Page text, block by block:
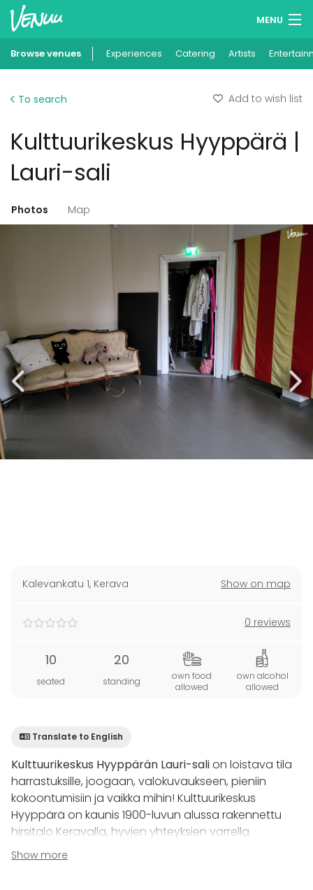
MENU
Wish lists
Add your venue
Browse venues Experiences Catering Artists
To search Add to wish list
Kulttuurikeskus Hyyppärä |
Lauri-sali
Photos Map
Kalevankatu 1, Kerava Show on map
0 reviews
10
seated
20
standing
own food
allowed
own alcohol
allowed
Translate to English
Kulttuurikeskus Hyyppärän Lauri-salion loistava tila
harrastuksille, joogaan, valokuvaukseen, pieniin
kokoontumisiin ja vaikka mihin! Kulttuurikeskus
Hyyppärä on kaunis 1900-luvun alussa rakennettu
hirsitalo Keravalla, hyvien yhteyksien varrella.
Järjestät Lauri-salissa sujuvasti noin 10 henkilön
Show more